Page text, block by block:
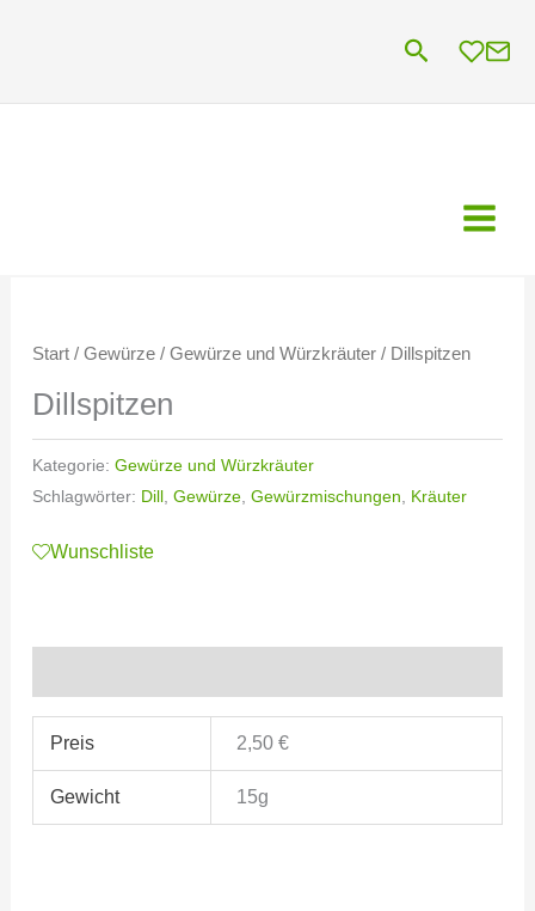
Suchen
Start/ Gewürze/ Gewürze und Würzkräuter/ Dillspitzen
Dillspitzen
Kategorie: Gewürze und Würzkräuter
Schlagwörter: Dill, Gewürze, Gewürzmischungen Kräuter
Wunschliste
Preis 2,50 €
Gewicht 15g